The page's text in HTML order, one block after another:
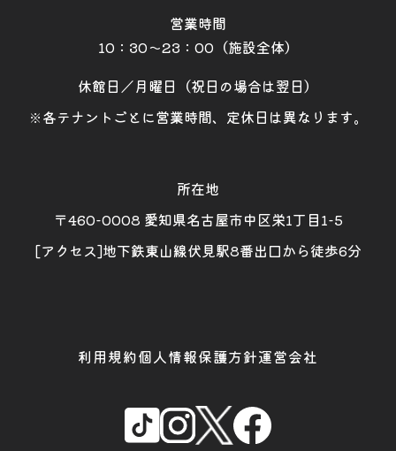
営業時間
10：30～23：00（施設全体）
休館日／月曜日（祝日の場合は翌日）
※各テナントごとに営業時間、定休日は異なります。
所在地
〒460-0008 愛知県名古屋市中区栄1丁目1-5
[アクセス]地下鉄東山線伏見駅8番出口から徒歩6分
利用規約個人情報保護方針運営会社